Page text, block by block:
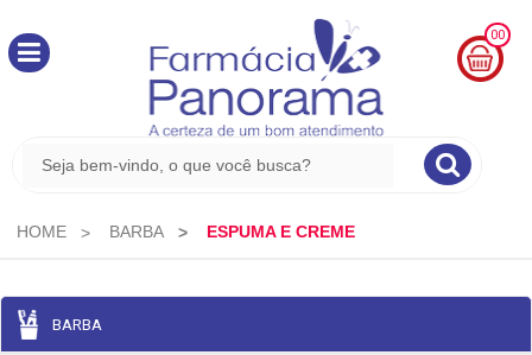
00
0,00
HOME BARBA ESPUMA E CREME
BARBA